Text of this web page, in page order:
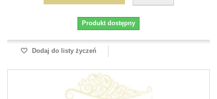
Produkt dostępny
Dodaj do listy życzeń